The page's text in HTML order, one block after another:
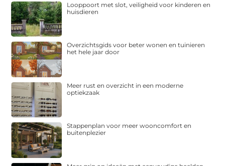
Looppoort met slot, veiligheid voor kinderen en
huisdieren
Overzichtsgids voor beter wonen en tuinieren
het hele jaar door
Meer rust en overzicht in een moderne
optiekzaak
Stappenplan voor meer wooncomfort en
buitenplezier